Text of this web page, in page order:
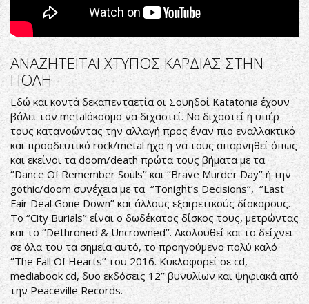
ΑΝΑΖΗΤΕΙΤΑΙ ΧΤΥΠΟΣ ΚΑΡΔΙΑΣ ΣΤΗΝ
ΠΟΛΗ
Εδώ και κοντά δεκαπενταετία οι Σουηδοί Katatonia έχουν
βάλει τον metalόκοσμο να διχαστεί. Να διχαστεί ή υπέρ
τους κατανοώντας την αλλαγή προς έναν πιο εναλλακτικό
και προοδευτικό rock/metal ήχο ή να τους απαρνηθεί όπως
και εκείνοι τα doom/death πρώτα τους βήματα με τα
‘’Dance Of Remember Souls’’ και ‘’Brave Murder Day’’ ή την
gothic/doom συνέχεια με τα ‘’Tonight’s Decisions’’, ‘’Last
Fair Deal Gone Down’’ και άλλους εξαιρετικούς δίσκαρους.
Το ‘’City Burials’’ είναι ο δωδέκατος δίσκος τους, μετρώντας
και το ‘’Dethroned & Uncrowned’’. Ακολουθεί και το δείχνει
σε όλα του τα σημεία αυτό, το προηγούμενο πολύ καλό
‘’The Fall Of Hearts’’ του 2016. Κυκλοφορεί σε cd,
mediabook cd, δυο εκδόσεις 12’’ βυνυλίων και ψηφιακά από
την Peaceville Records.